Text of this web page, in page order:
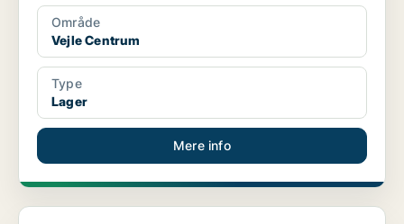
Område
Vejle Centrum
Type
Lager
Mere info
Lager i Vejle